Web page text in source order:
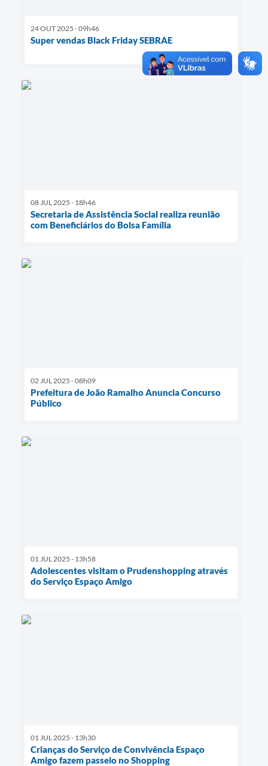
24 OUT 2025 - 09h46
Super vendas Black Friday SEBRAE
08 JUL 2025 - 18h46
Secretaria de Assistência Social realiza reunião
com Beneficiários do Bolsa Família
02 JUL 2025 - 08h09
Prefeitura de João Ramalho Anuncia Concurso
Público
01 JUL 2025 - 13h58
Adolescentes visitam o Prudenshopping através
do Serviço Espaço Amigo
01 JUL 2025 - 13h30
Crianças do Serviço de Convivência Espaço
Amigo fazem passeio no Shopping